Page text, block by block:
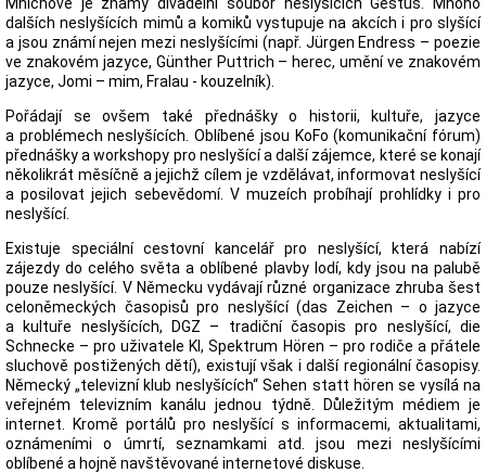
dalších neslyšících mimů a komiků vystupuje na akcích i pro slyšící
a jsou známí nejen mezi neslyšícími (např. Jürgen Endress – poezie
ve znakovém jazyce, Günther Puttrich – herec, umění ve znakovém
jazyce, Jomi – mim, Fralau - kouzelník).
Pořádají se ovšem také přednášky o historii, kultuře, jazyce
a problémech neslyšících. Oblíbené jsou KoFo (komunikační fórum)
přednášky a workshopy pro neslyšící a další zájemce, které se konají
několikrát měsíčně a jejichž cílem je vzdělávat, informovat neslyšící
a posilovat jejich sebevědomí. V muzeích probíhají prohlídky i pro
neslyšící.
Existuje speciální cestovní kancelář pro neslyšící, která nabízí
zájezdy do celého světa a oblíbené plavby lodí, kdy jsou na palubě
pouze neslyšící. V Německu vydávají různé organizace zhruba šest
celoněmeckých časopisů pro neslyšící (das Zeichen – o jazyce
a kultuře neslyšících, DGZ – tradiční časopis pro neslyšící, die
Schnecke – pro uživatele KI, Spektrum Hören – pro rodiče a přátele
sluchově postižených dětí), existují však i další regionální časopisy.
Německý „televizní klub neslyšících“ Sehen statt hören se vysílá na
veřejném televizním kanálu jednou týdně. Důležitým médiem je
internet. Kromě portálů pro neslyšící s informacemi, aktualitami,
oznámeními o úmrtí, seznamkami atd. jsou mezi neslyšícími
oblíbené a hojně navštěvované internetové diskuse.